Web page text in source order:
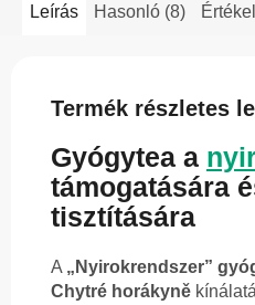
Leírás Hasonló (8)
Termék részletes
Gyógytea a
támogatására
tisztítására
A „Nyirokrendszer”
Chytré horákyně